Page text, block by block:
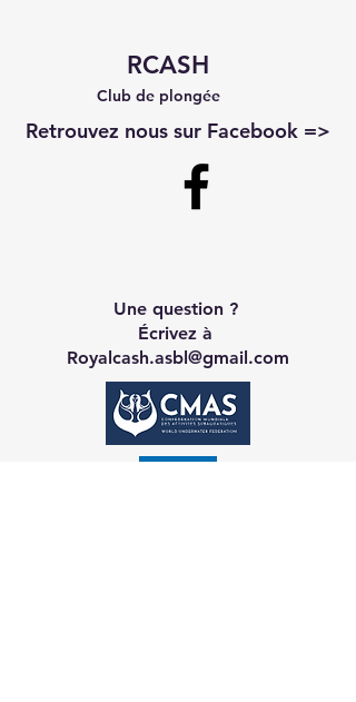
RCASH
Club de plongée
Retrouvez nous sur Facebook =>
Une question ?
Écrivez à
Royalcash.asbl@gmail.com